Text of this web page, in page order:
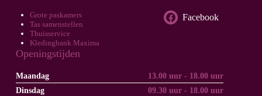
Grote paskamers
Tas samenstellen
Thuisservice
Kledingbank Maxima
Facebook
Openingstijden
Maandag
13.00 uur - 18.00 uur
Dinsdag
09.30 uur - 18.00 uur